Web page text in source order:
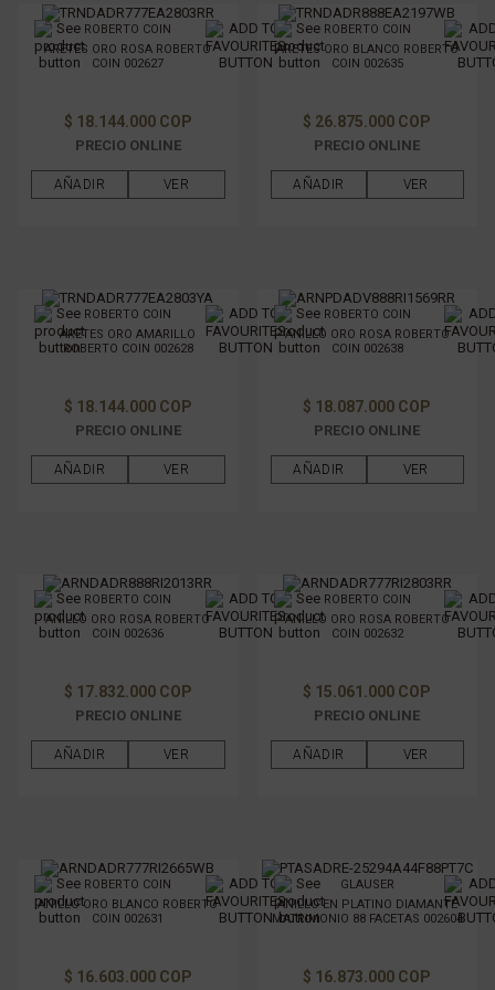
ROBERTO COIN
ARETES ORO ROSA ROBERTO
COIN 002627
$ 18.144.000 COP
PRECIO ONLINE
AÑADIR VER
ROBERTO COIN
ARETES ORO BLANCO ROBERTO
COIN 002635
$ 26.875.000 COP
PRECIO ONLINE
AÑADIR VER
ROBERTO COIN
ARETES ORO AMARILLO
ROBERTO COIN 002628
$ 18.144.000 COP
PRECIO ONLINE
AÑADIR VER
ROBERTO COIN
ANILLO ORO ROSA ROBERTO
COIN 002638
$ 18.087.000 COP
PRECIO ONLINE
AÑADIR VER
ROBERTO COIN
ANILLO ORO ROSA ROBERTO
COIN 002636
$ 17.832.000 COP
PRECIO ONLINE
AÑADIR VER
ROBERTO COIN
ANILLO ORO ROSA ROBERTO
COIN 002632
$ 15.061.000 COP
PRECIO ONLINE
AÑADIR VER
ROBERTO COIN
ANILLO ORO BLANCO ROBERTO
COIN 002631
$ 16.603.000 COP
GLAUSER
ANILLO EN PLATINO DIAMANTE
MATRIMONIO 88 FACETAS 002604
$ 16.873.000 COP